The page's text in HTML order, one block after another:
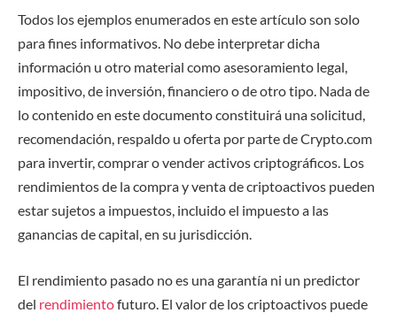
Todos los ejemplos enumerados en este artículo son solo
para fines informativos. No debe interpretar dicha
información u otro material como asesoramiento legal,
impositivo, de inversión, financiero o de otro tipo. Nada de
lo contenido en este documento constituirá una solicitud,
recomendación, respaldo u oferta por parte de Crypto.com
para invertir, comprar o vender activos criptográficos. Los
rendimientos de la compra y venta de criptoactivos pueden
estar sujetos a impuestos, incluido el impuesto a las
ganancias de capital, en su jurisdicción.
El rendimiento pasado no es una garantía ni un predictor
del rendimientofuturo. El valor de los criptoactivos puede